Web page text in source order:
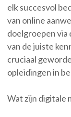
elk succesvol
van online
doelgroepen via
van de juiste
cruciaal
opleidingen in
Wat zijn digitale